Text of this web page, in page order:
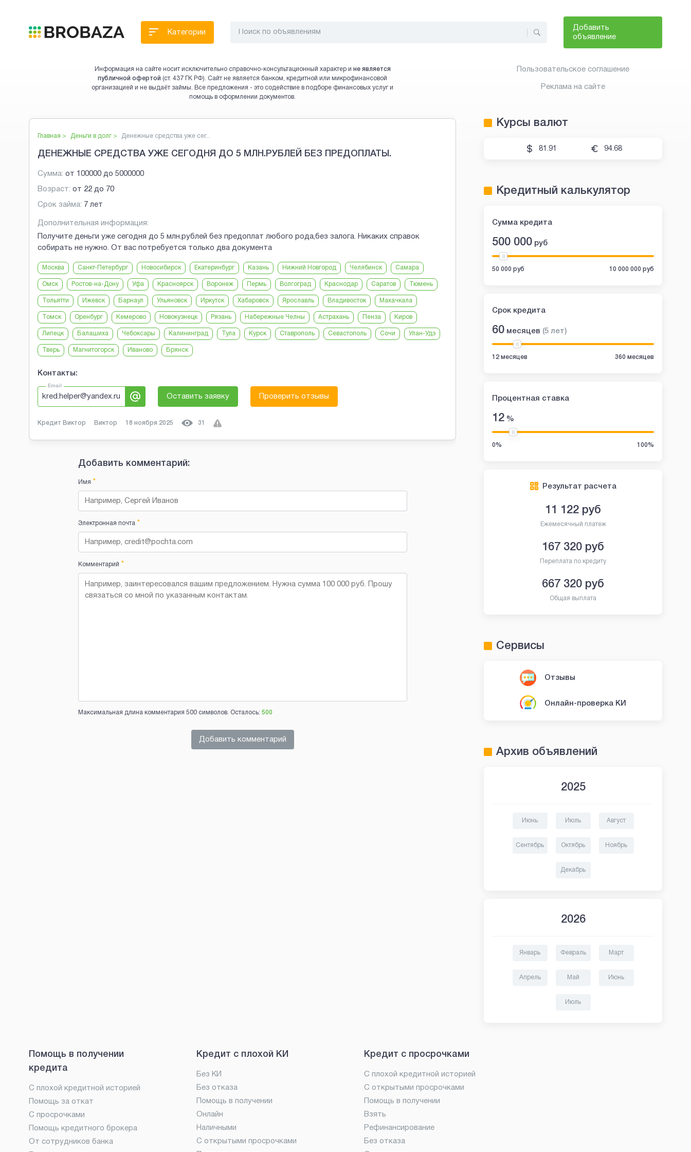
Добавить
объявление
Категории
Информация на сайте носит исключительно справочно-консультационный характер и не является
публичной офертой (ст. 437 ГК РФ). Сайт не является банком, кредитной или микрофинансовой
организацией и не выдаёт займы. Все предложения - это содействие в подборе финансовых услуг и
помощь в оформлении документов.
Главная > Деньги в долг> Денежные средства уже сег...
ДЕНЕЖНЫЕ СРЕДСТВА УЖЕ СЕГОДНЯ ДО 5 МЛН.РУБЛЕЙ БЕЗ ПРЕДОПЛАТЫ.
Сумма: от 100000 до 5000000
Возраст: от 22 до 70
Срок займа: 7 лет
Дополнительная информация:
Получите деньги уже сегодня до 5 млн.рублей без предоплат любого рода,без залога. Никаких справок
собирать не нужно. От вас потребуется только два документа
Москва Санкт-Петербург Новосибирск Екатеринбург Казань Нижний Новгород Челябинск Самара
Омск Ростов-на-Дону Уфа Красноярск Воронеж Пермь Волгоград Краснодар Саратов Тюмень
Тольятти Ижевск Барнаул Ульяновск Иркутск Хабаровск Ярославль Владивосток Махачкала
Томск Оренбург Кемерово Новокузнецк Рязань Набережные Челны Астрахань Пенза Киров
Липецк Балашиха Чебоксары Калининград Тула Курск Ставрополь Севастополь Сочи Улан-Удэ
Тверь Магнитогорск Иваново Брянск
Контакты:
Email
kred.helper@yandex.ru Оставить заявку Проверить отзывы
Кредит Виктор Виктор 18 ноября 2025 31
Добавить комментарий:
Имя *
Электронная почта*
Комментарий *
Максимальная длина комментария 500 символов. Осталось: 500
Добавить комментарий
Пользовательское соглашение
Реклама на сайте
Курсы валют
81.91 94.68
Кредитный калькулятор
Сумма кредита
500 000 руб
50 000 руб 10 000 000 руб
Срок кредита
60 месяцев (5 лет)
12 месяцев 360 месяцев
Процентная ставка
12 %
0% 100%
Результат расчета
11 122 руб
Ежемесячный платеж
167 320 руб
Переплата по кредиту
667 320 руб
Общая выплата
Сервисы
Отзывы
Онлайн-проверка КИ
Архив объявлений
2025
Июнь Июль Август
Сентябрь Октябрь Ноябрь
Декабрь
2026
Январь Февраль Март
Апрель Май Июнь
Июль
Помощь в получении
кредита
С плохой кредитной историей
Помощь за откат
С просрочками
Помощь кредитного брокера
От сотрудников банка
Кредит с плохой КИ
Без КИ
Без отказа
Помощь в получении
Онлайн
Наличными
С открытыми просрочками
Кредит с просрочками
С плохой кредитной историей
С открытыми просрочками
Помощь в получении
Взять
Рефинансирование
Без отказа